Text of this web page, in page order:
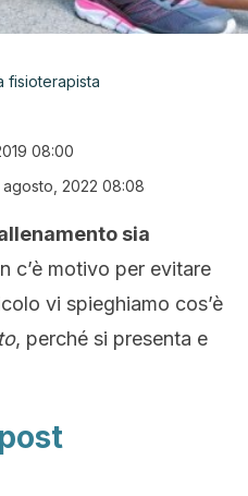
fisioterapista
08:00
2022 08:08
sia
c’è motivo per evitare
vi spieghiamo cos’è
, perché si presenta e